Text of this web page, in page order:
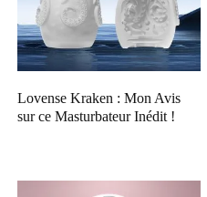
Lovense Kraken : Mon Avis
sur ce Masturbateur Inédit !